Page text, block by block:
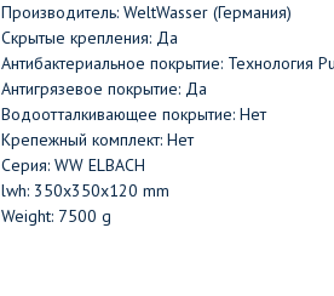
Производитель: WeltWasser (Германия)
Скрытые крепления: Да
Антибактериальное покрытие: Технология
Антигрязевое покрытие: Да
Водоотталкивающее покрытие: Нет
Крепежный комплект: Нет
Серия: WW ELBACH
lwh: 350x350x120 mm
Weight: 7500 g